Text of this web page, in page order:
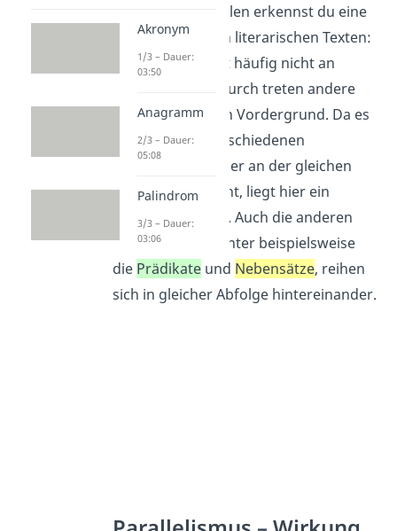
An diesen Beispielen erkennst du eine
Besonderheit von literarischen Texten:
DasSubjektsteht häufig nicht an
erster Stelle. Dadurch treten andere
Satzglieder in den Vordergrund. Da es
jedoch in den verschiedenen
Äußerungen immer an der gleichen
Stelle im Satz steht, liegt hier ein
Parallelismus vor. Auch die anderen
Satzglieder, darunter beispielsweise
die Prädikate und Nebensätze, reihen
sich in gleicher Abfolge hintereinander.
Akronym
1/3 – Dauer:
03:50
Anagramm
2/3 – Dauer:
05:08
Palindrom
3/3 – Dauer:
03:06